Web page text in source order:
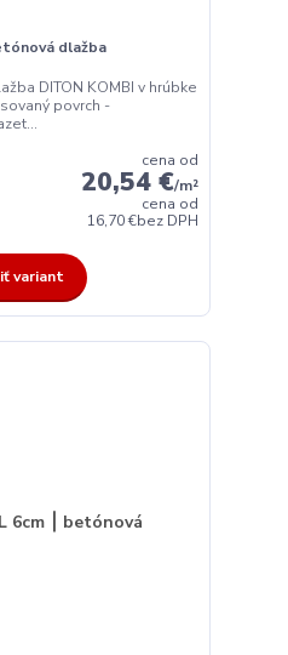
dlažba
DITON KOMBI v hrúbke
povrch -
cena od
20,54 €/m²
cena od
16,70 €bez DPH
variant